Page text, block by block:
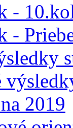
-
-
2019